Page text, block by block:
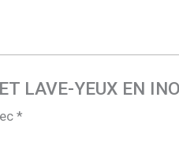
LAVE-YEUX EN
*